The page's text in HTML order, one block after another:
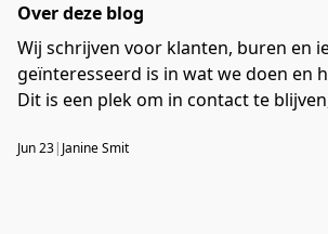
Over deze blog
Wij schrijven voor klanten, buren en
geïnteresseerd is in wat we doen en
Dit is een plek om in contact te
bedrijf gebeurt.
Jun 23| Janine Smit